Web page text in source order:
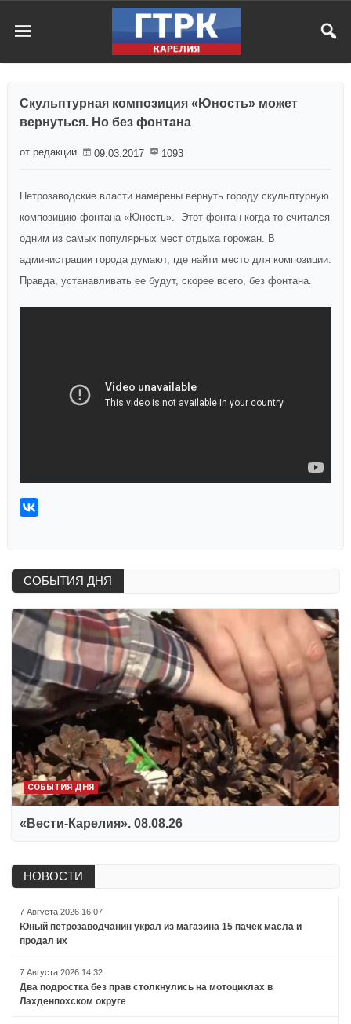
Скульптурная композиция «Юность» может
вернуться. Но без фонтана
от редакции 09.03.2017 1093
Петрозаводские власти намерены вернуть городу скульптурную
композицию фонтана «Юность». Этот фонтан когда-то считался
одним из самых популярных мест отдыха горожан. В
администрации города думают, где найти место для композиции.
Правда, устанавливать ее будут, скорее всего, без фонтана.
СОБЫТИЯ ДНЯ
СОБЫТИЯ ДНЯ
«Вести-Карелия». 08.08.26
НОВОСТИ
7 Августа 2026 16:07
Юный петрозаводчанин украл из магазина 15 пачек масла и
продал их
7 Августа 2026 14:32
Два подростка без прав столкнулись на мотоциклах в
Лахденпохском округе